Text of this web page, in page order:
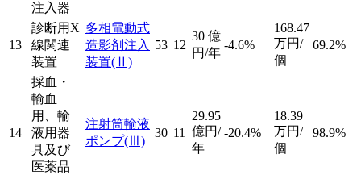
注入器
13
診断用X
線関連
装置
多相電動式
造影剤注入
装置(Ⅱ)
53 12
30 億
円/年
-4.6%
168.47
万円/
個
69.2%
14
採血・
輸血
用、輸
液用器
具及び
医薬品
注射筒輸液
ポンプ(Ⅲ)
30 11
29.95
億円/
年
-20.4%
18.39
万円/
個
98.9%